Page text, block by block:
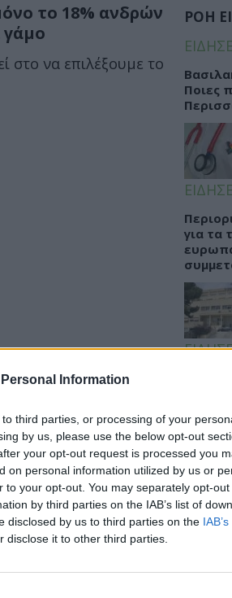
Information
third parties, or processing of your
by us, please use the below opt-out
your opt-out request is processed you
on personal information utilized by us or
your opt-out. You may separately opt-
by third parties on the IAB’s list of
disclosed by us to third parties on the
disclose it to other third parties.
το 18% ανδρών
γάμο
στο να επιλέξουμε το
ΡΟΗ
Ποιες
για τα